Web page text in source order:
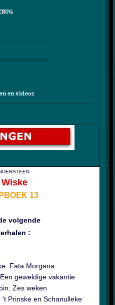
en videos
13
volgende
:
Fata Morgana
geweldige vakantie
Zes weken
Prinske en Schanulleke